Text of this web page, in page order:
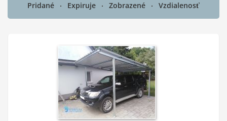
Pridané
Expiruje Zobrazené Vzdialenosť